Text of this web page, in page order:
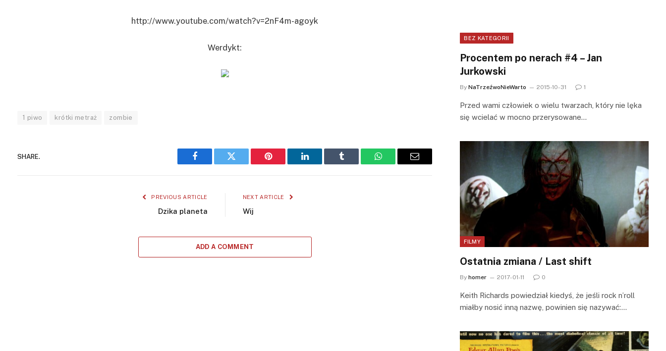
http://www.youtube.com/watch?v=2nF4m-agoyk
Werdykt:
1 piwo krótki metraż zombie
SHARE.
Facebook Twitter Pinterest LinkedIn Tumblr WhatsAppEmail
PREVIOUS ARTICLE
Dzika planeta
NEXT ARTICLE
Wij
ADD A COMMENT
BEZ KATEGORII
Procentem po nerach #4 – Jan
Jurkowski
By NaTrzeźwoNieWarto 2015-10-31 1
Przed wami człowiek o wielu twarzach, który nie lęka
się wcielać w mocno przerysowane…
FILMY
Ostatnia zmiana / Last shift
By homer 2017-01-11 0
Keith Richards powiedział kiedyś, że jeśli rock n’roll
miałby nosić inną nazwę, powinien się nazywać:…